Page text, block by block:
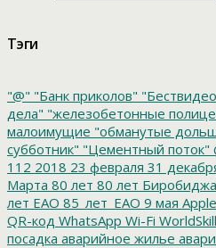
Тэги
"@" "Банк приколов"
дела" "железобетонные
малоимущие "обманутые
субботник" "Цементный поток"
112 2018 23 февраля 31
Марта 80 лет 80 лет
лет ЕАО 85_лет_ЕАО 9 мая Apple
QR-код WhatsApp Wi-Fi
посадка аварийное жилье